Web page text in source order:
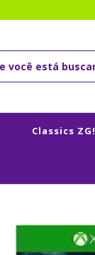
Classics ZG!